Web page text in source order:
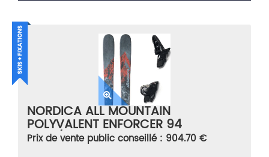
NORDICA ALL MOUNTAIN
POLYVALENT ENFORCER 94
GREY/RED + SQUIRE 11 BLACK
Prix de vente public conseillé : 904.70 €